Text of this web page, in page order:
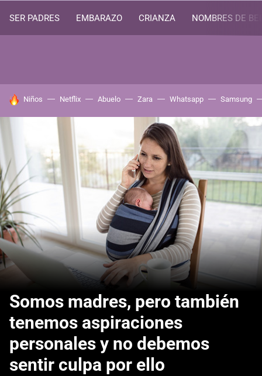
SER PADRES EMBARAZO CRIANZA NOMBRES DE
HOY SE HABLA DE
Niños Netflix Abuelo Zara Whatsapp Samsung
Somos madres, pero también
tenemos aspiraciones
personales y no debemos
sentir culpa por ello